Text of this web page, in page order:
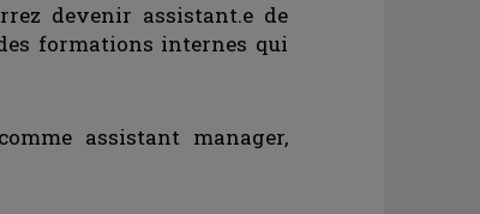
devenir assistant.e de
formations internes qui
assistant manager,